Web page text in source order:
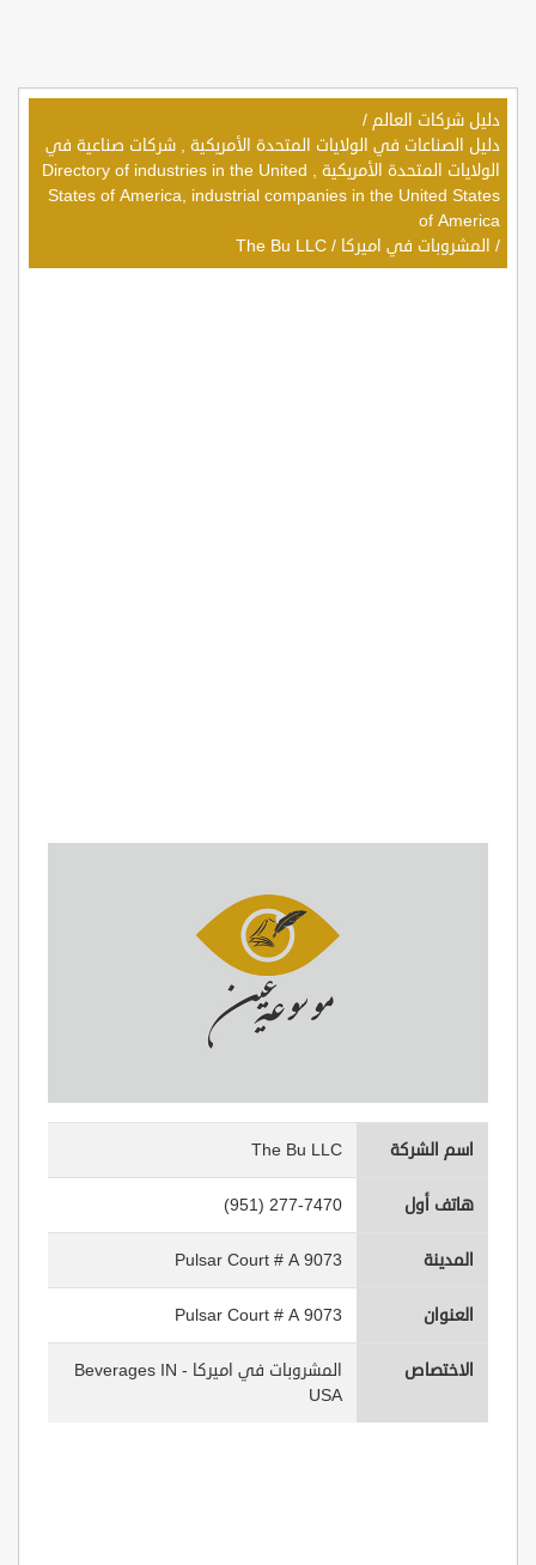
دليل شركات العالم /
دليل الصناعات في الولايات المتحدة الأمريكية , شركات صناعية في
الولايات المتحدة الأمريكية , Directory of industries in the United
States of America, industrial companies in the United States
of America
/ المشروبات في اميركا /
The Bu LLC
اسم الشركة The Bu LLC
هاتف أول (951) 277-7470
المدينة 9073 Pulsar Court # A
العنوان 9073 Pulsar Court # A
الاختصاص
المشروبات في اميركا - Beverages IN
USA